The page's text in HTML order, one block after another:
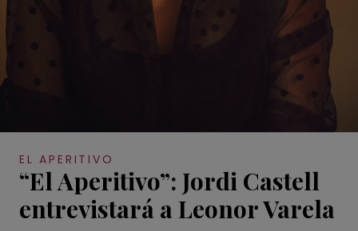
EL APERITIVO
“El Aperitivo”: Jordi Castell
entrevistará a Leonor Varela